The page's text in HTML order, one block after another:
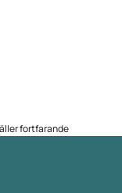
fortfarande